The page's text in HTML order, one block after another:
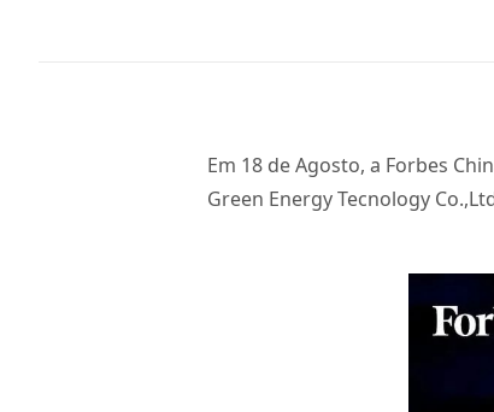
Em 18 de Agosto, a Forbes
Green Energy Tecnology